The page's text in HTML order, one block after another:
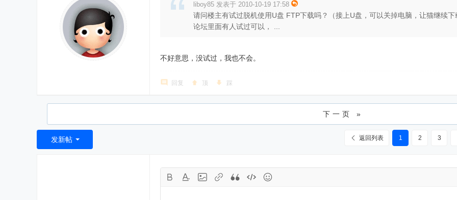
liboy85 发表于 2010-10-19 17:58
请问楼主有试过脱机使用U盘 FTP下载吗？（接上U盘，可以关掉电脑，让猫继续下
论坛里面有人试过可以， ...
不好意思，没试过，我也不会。
回复 顶 踩
下一页 »
1 2 3
返回列表
发新帖